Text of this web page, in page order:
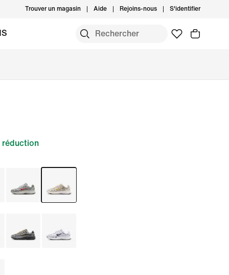
Trouver un magasin Aide Rejoins-nous S'identifier